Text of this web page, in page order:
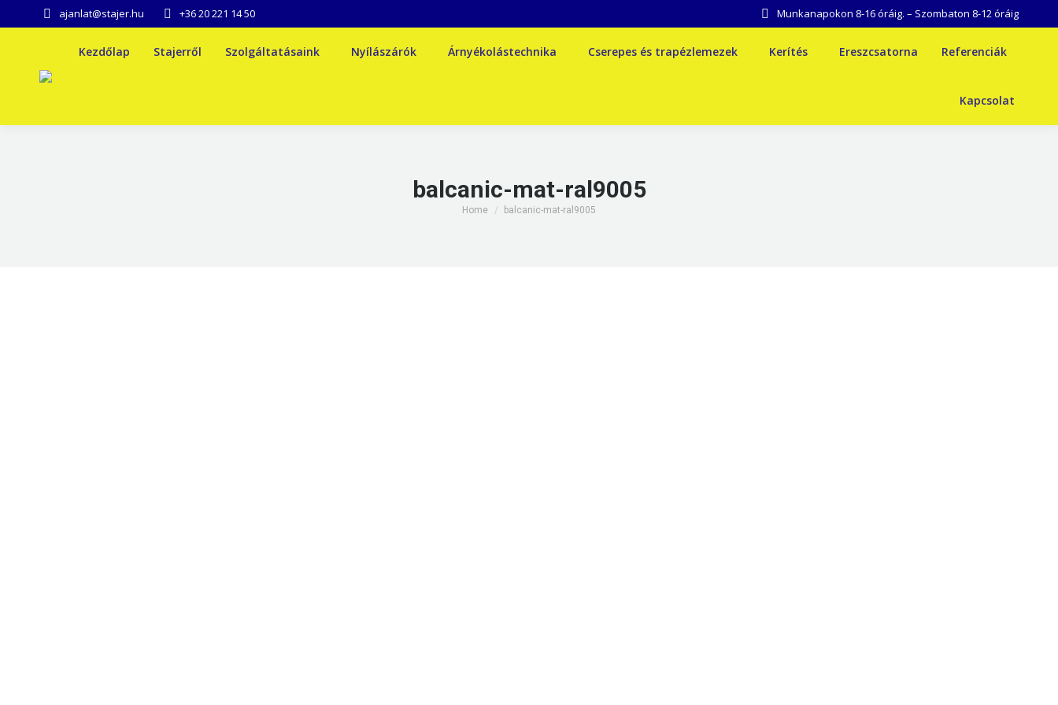
ajanlat@stajer.hu +36 20 221 14 50 Munkanapokon 8-16 óráig. – Szombaton 8-12 óráig
Kezdőlap Stajerről Szolgáltatásaink Nyílászárók Árnyékolástechnika Cserepes és trapézlemezek Kerítés Ereszcsatorna Referenciák
Kapcsolat
balcanic-mat-ral9005
You are here:
Home balcanic-mat-ral9005